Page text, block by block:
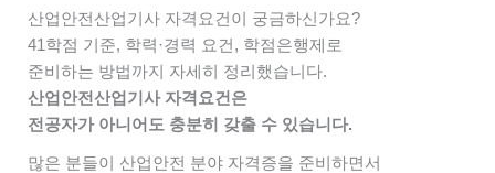
산업안전산업기사 자격요건이 궁금하신가요?
41학점 기준, 학력·경력 요건, 학점은행제로
준비하는 방법까지 자세히 정리했습니다.
산업안전산업기사 자격요건은
전공자가 아니어도 충분히 갖출 수 있습니다.
많은 분들이 산업안전 분야 자격증을 준비하면서